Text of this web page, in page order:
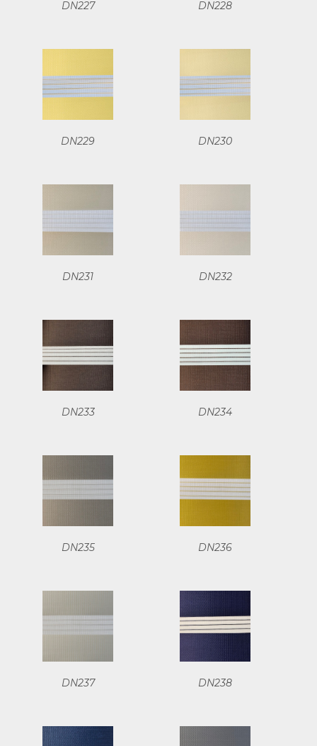
DN227 DN228
DN229 DN230
DN231 DN232
DN233 DN234
DN235 DN236
DN237 DN238